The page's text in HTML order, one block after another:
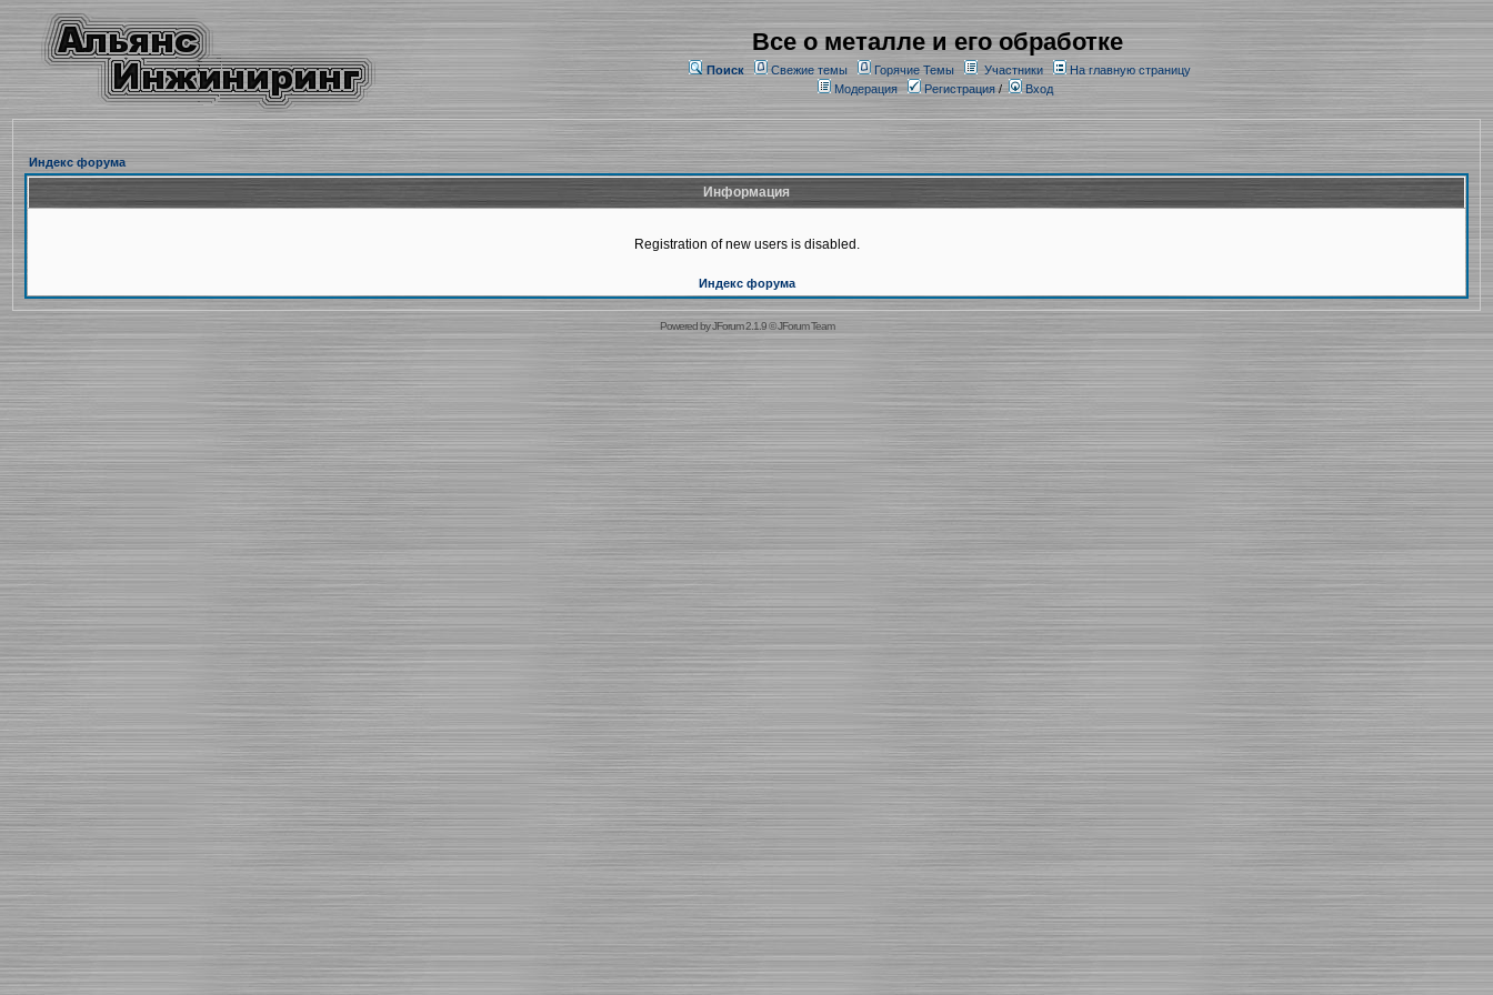
Все о металле и его обработке
Поиск Свежие темы Горячие Темы Участники
На главную страницу
Модерация
Регистрация/ Вход
Индекс форума
Информация
Registration of new users is disabled.
Индекс форума
Powered byJForum 2.1.9©JForum Team